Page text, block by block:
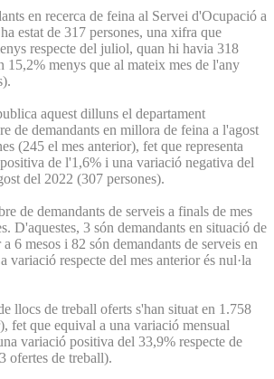
en recerca de feina al Servei d'Ocupació a
estat de 317 persones, una xifra que
respecte del juliol, quan hi havia 318
15,2% menys que al mateix mes de l'any
aquest dilluns el departament
de demandants en millora de feina a l'agost
(245 el mes anterior), fet que representa
de l'1,6% i una variació negativa del
del 2022 (307 persones).
de demandants de serveis a finals de mes
D'aquestes, 3 són demandants en situació de
6 mesos i 82 són demandants de serveis en
variació respecte del mes anterior és nul·la
llocs de treball oferts s'han situat en 1.758
fet que equival a una variació mensual
variació positiva del 33,9% respecte de
ofertes de treball).